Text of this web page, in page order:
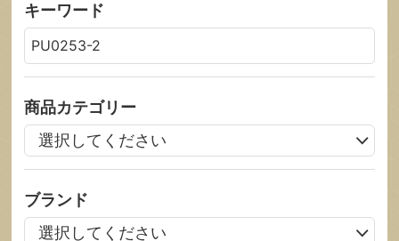
キーワード
商品カテゴリー
ブランド